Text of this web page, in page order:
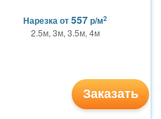
Нарезкаот557р/м2
2.5м, 3м, 3.5м, 4м
Заказать